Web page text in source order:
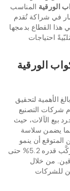
الورقية المناسب
في شراكة تُقدم
هذا القطاع بدمجها
احتياجات
الورقية
الأهمية لتحقيق
شركات التصنيع
بيع الآلات، حيث
يضمن سلاسة
أن ينمو
سوق الأكواب الورقية العالمي بمعدل نمو سنوي مُركَّب قدره 5.2% حتى
من خلال
للشركات